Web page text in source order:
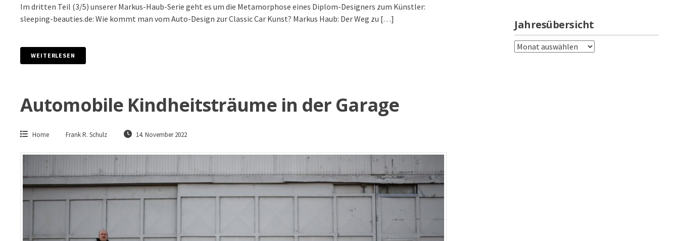
Im dritten Teil (3/5) unserer Markus-Haub-Serie geht es um die Metamorphose eines Diplom-Designers zum Künstler:
sleeping-beauties.de: Wie kommt man vom Auto-Design zur Classic Car Kunst? Markus Haub: Der Weg zu […]
WEITERLESEN
Automobile Kindheitsträume in der Garage
Home Frank R. Schulz 14. November 2022
Jahresübersicht
Jahresübersicht